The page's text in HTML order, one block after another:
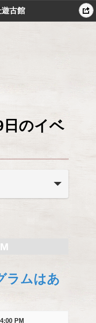
古館
日のイベ
ラムはあ
4:00 PM